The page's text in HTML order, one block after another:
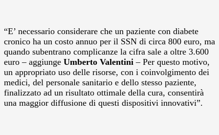
“E’ necessario considerare che un paziente con diabete
cronico ha un costo annuo per il SSN di circa 800 euro, ma
quando subentrano complicanze la cifra sale a oltre 3.600
euro – aggiunge Umberto Valentini – Per questo motivo,
un appropriato uso delle risorse, con i coinvolgimento dei
medici, del personale sanitario e dello stesso paziente,
finalizzato ad un risultato ottimale della cura, consentirà
una maggior diffusione di questi dispositivi innovativi”.